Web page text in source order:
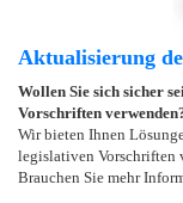
Aktualisierung
Wollen Sie sich sicher
Vorschriften
Wir bieten Ihnen
legislativen Vorschriften
Brauchen Sie mehr